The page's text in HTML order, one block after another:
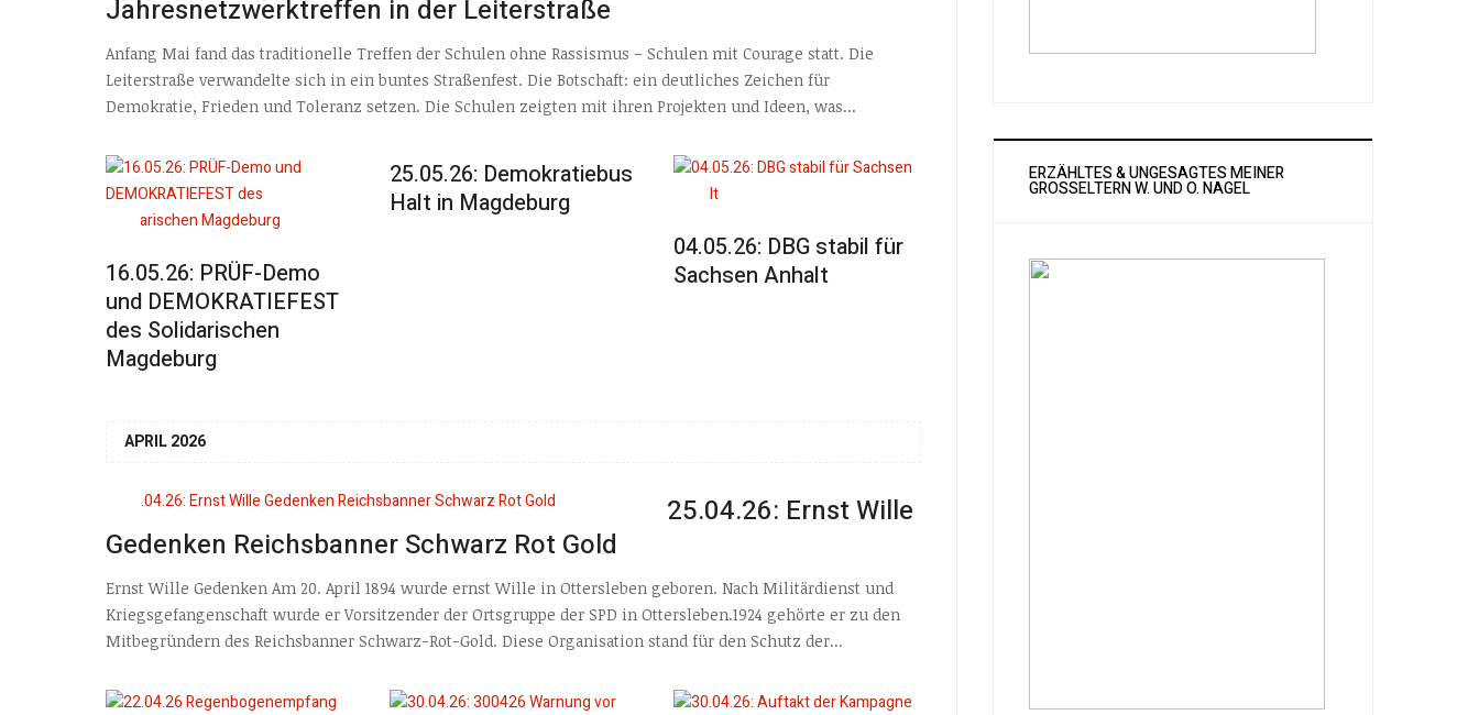
Jahresnetzwerktreffen in der Leiterstraße
Anfang Mai fand das traditionelle Treffen der Schulen ohne Rassismus – Schulen mit Courage statt. Die
Leiterstraße verwandelte sich in ein buntes Straßenfest. Die Botschaft: ein deutliches Zeichen für
Demokratie, Frieden und Toleranz setzen. Die Schulen zeigten mit ihren Projekten und Ideen, was...
16.05.26: PRÜF-Demo
und DEMOKRATIEFEST
des Solidarischen
Magdeburg
25.05.26: Demokratiebus
Halt in Magdeburg
04.05.26: DBG stabil für
Sachsen Anhalt
APRIL 2026
25.04.26: Ernst Wille
Gedenken Reichsbanner Schwarz Rot Gold
Ernst Wille Gedenken Am 20. April 1894 wurde ernst Wille in Ottersleben geboren. Nach Militärdienst und
Kriegsgefangenschaft wurde er Vorsitzender der Ortsgruppe der SPD in Ottersleben.1924 gehörte er zu den
Mitbegründern des Reichsbanner Schwarz-Rot-Gold. Diese Organisation stand für den Schutz der...
ERZÄHLTES & UNGESAGTES MEINER
GROSSELTERN W. UND O. NAGEL